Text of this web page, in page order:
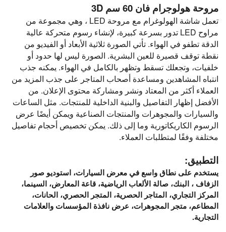
مروحة هولوجرام فان 60 سم 3D
تعمل شاشة الهولوغرام مع مروحة LED ، وهي مجموعة من
مراوح LED تدور بسرعة كبيرة، لإنشاء رسوم متحركة عالية
الدقة تطفو في الهواء. تأتي الصورة ثلاثية الأبعاد أو الفيديو من
نقطة توقف قصيرة للعين البشرية. الصورة ليس لها حدود أو
خلفيات، وتجعلك تسقط وتظهر بالكامل في الهواء. يمكنه جذب
انتباه المشاهدين ومساعدة أصحاب المتاجر على جذب المزيد من
العملاء أكثر من المعتاد ونشر ومشاركة محتوى الإعلان. من
الأفضل إظهار التفاصيل والبنية الداخلية للمنتجات. مثل الساعات
والسيارات والمجوهرات والمنتجات الصناعية ويمكن أيضًا عرض
الرسوم الكاريكاتورية وما إلى ذلك. يمكن تخصيص أحجام تفاصيل
مختلفة وفقًا لمتطلبات العملاء.
التطبيق:
يستخدم على نطاق واسع في معرض السيارات، استوديو صور
الزفاف ، البنك، صالة الألعاب الرياضية، قاعة المعارض، السينما،
المركز التجاري، المتاجر الحصرية، المتجر الحصري، الحانات،
المطاعم، متجر المجوهرات، عرض نافذة المؤسسات والعلامات
التجارية.